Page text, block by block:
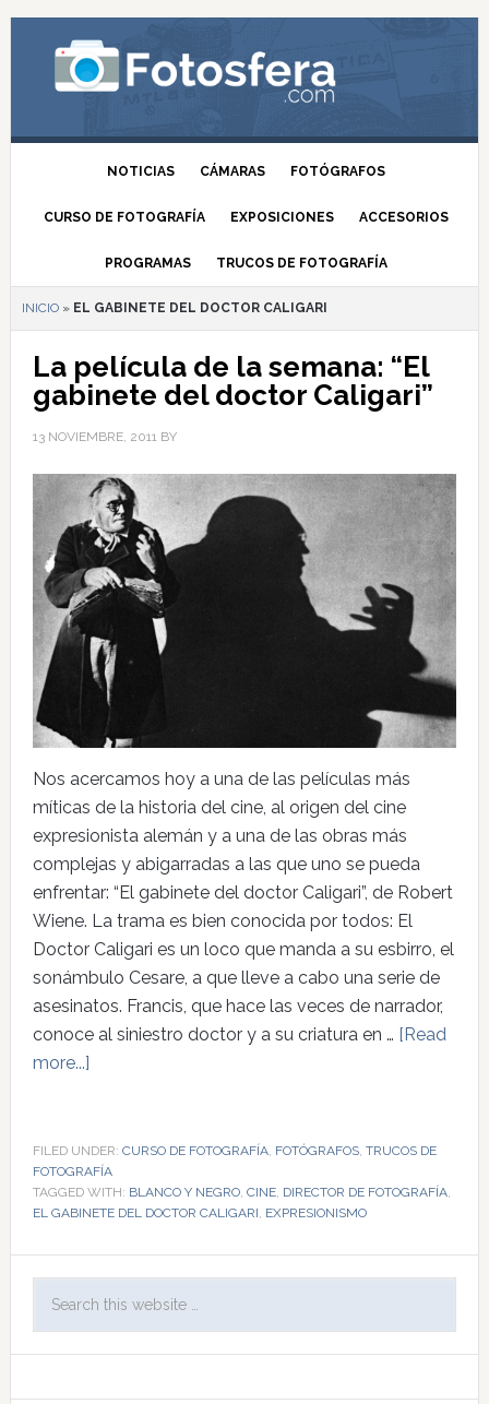
NOTICIAS CÁMARAS FOTÓGRAFOS
CURSO DE FOTOGRAFÍA EXPOSICIONES ACCESORIOS
PROGRAMAS TRUCOS DE FOTOGRAFÍA
INICIO» EL GABINETE DEL DOCTOR CALIGARI
La película de la semana: “El
gabinete del doctor Caligari”
13 NOVIEMBRE, 2011BY
Nos acercamos hoy a una de las películas más
míticas de la historia del cine, al origen del cine
expresionista alemán y a una de las obras más
complejas y abigarradas a las que uno se pueda
enfrentar: “El gabinete del doctor Caligari”, de Robert
Wiene. La trama es bien conocida por todos: El
Doctor Caligari es un loco que manda a su esbirro, el
sonámbulo Cesare, a que lleve a cabo una serie de
asesinatos. Francis, que hace las veces de narrador,
conoce al siniestro doctor y a su criatura en … [Read
more...]
FILED UNDER: CURSO DE FOTOGRAFÍA, FOTÓGRAFOS, TRUCOS DE
FOTOGRAFÍA
TAGGED WITH: BLANCO Y NEGRO, CINE, DIRECTOR DE FOTOGRAFÍA,
EL GABINETE DEL DOCTOR CALIGARI, EXPRESIONISMO